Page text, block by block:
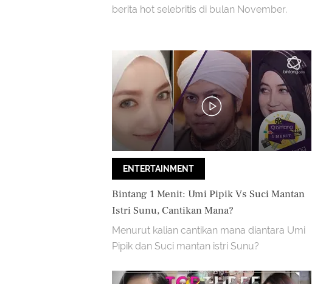
berita hot selebritis di bulan November.
ENTERTAINMENT
Bintang 1 Menit: Umi Pipik Vs Suci Mantan
Istri Sunu, Cantikan Mana?
Menurut kalian cantikan mana diantara Umi
Pipik dan Suci mantan istri Sunu?